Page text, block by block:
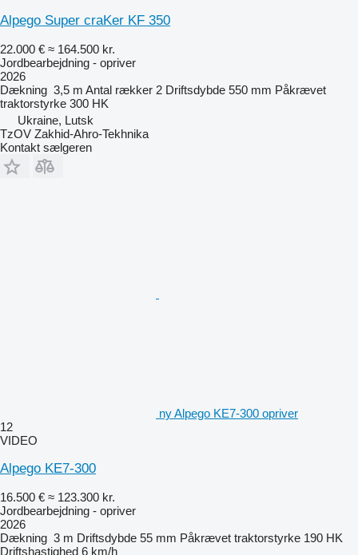
Alpego Super craKer KF 350
22.000 € ≈ 164.500 kr.
Jordbearbejdning - opriver
2026
Dækning 3,5 m Antal rækker 2 Driftsdybde 550 mm Påkrævet
traktorstyrke 300 HK
Ukraine, Lutsk
TzOV Zakhid-Ahro-Tekhnika
Kontakt sælgeren
ny Alpego KE7-300 opriver
12
VIDEO
Alpego KE7-300
16.500 € ≈ 123.300 kr.
Jordbearbejdning - opriver
2026
Dækning 3 m Driftsdybde 55 mm Påkrævet traktorstyrke 190 HK
Driftshastighed 6 km/h